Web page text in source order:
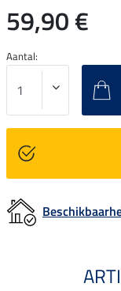
59,90 €
Aantal: